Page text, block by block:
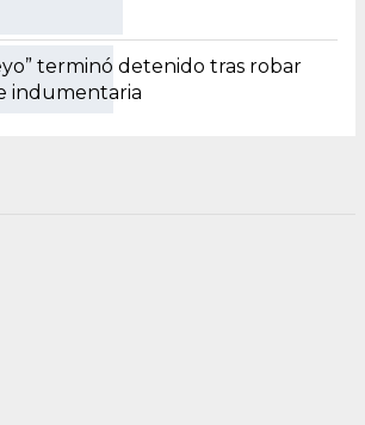
terminó detenido tras robar
indumentaria